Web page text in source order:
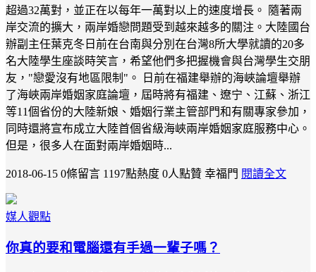
超過32萬對，並正在以每年一萬對以上的速度增長。 隨著兩
岸交流的擴大，兩岸婚戀問題受到越來越多的關注。大陸國台
辦副主任葉克冬日前在台南與分別在台灣8所大學就讀的20多
名大陸學生座談時笑言，希望他們多把握機會與台灣學生交朋
友，"戀愛沒有地區限制"。 日前在福建舉辦的海峽論壇舉辦
了海峽兩岸婚姻家庭論壇，屆時將有福建、遼宁、江蘇、浙江
等11個省份的大陸新娘、婚姻行業主管部門和有關專家參加，
同時還將宣布成立大陸首個省級海峽兩岸婚姻家庭服務中心。
但是，很多人在面對兩岸婚姻時...
2018-06-15 0條留言 1197點熱度 0人點贊 幸福門 閱讀全文
媒人觀點
你真的要和電腦還有手過一輩子嗎？